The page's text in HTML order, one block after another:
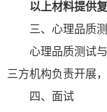
以上材料提供复
三、心理品质
心理品质测试与
三方机构负责开展
四、面试